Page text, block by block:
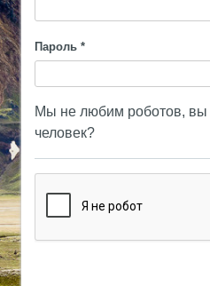
Пароль *
Мы не любим роботов, вы
человек?